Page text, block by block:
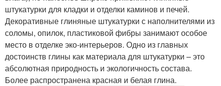
штукатурки для кладки и отделки каминов и печей.
Декоративные глиняные штукатурки с наполнителями из
соломы, опилок, пластиковой фибры занимают особое
место в отделке эко-интерьеров. Одно из главных
достоинств глины как материала для штукатурки – это
абсолютная природность и экологичность состава.
Более распространена красная и белая глина.